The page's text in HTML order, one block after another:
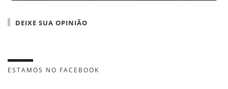
DEIXE SUA OPINIÃO
ESTAMOS NO FACEBOOK